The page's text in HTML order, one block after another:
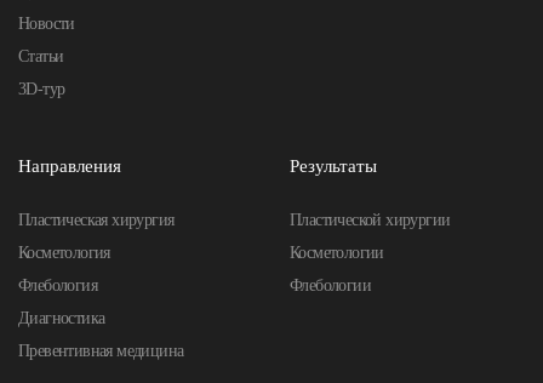
Новости
Статьи
3D-тур
Направления
Пластическая хирургия
Косметология
Флебология
Диагностика
Превентивная медицина
Результаты
Пластической хирургии
Косметологии
Флебологии